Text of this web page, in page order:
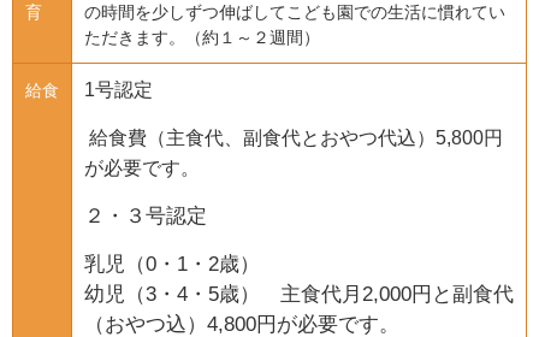
育
の時間を少しずつ伸ばしてこども園での生活に慣れてい
ただきます。（約１～２週間）
給食 1号認定
給食費（主食代、副食代とおやつ代込）5,800円
が必要です。
２・３号認定
乳児（0・1・2歳）
幼児（3・4・5歳） 主食代月2,000円と副食代
（おやつ込）4,800円が必要です。